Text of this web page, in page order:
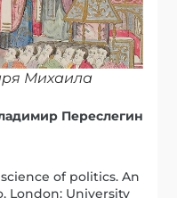
Михаила
Переслегин
of politics. An
London: University